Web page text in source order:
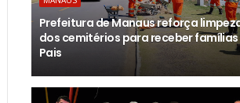
Prefeitura de Manaus reforça
dos cemitérios para receber famílias
Pais